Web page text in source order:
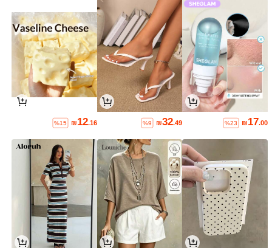
₪17.00
%23
₪32.49
%9
₪12.16
%15